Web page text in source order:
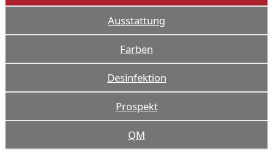
Ausstattung
Farben
Desinfektion
Prospekt
QM